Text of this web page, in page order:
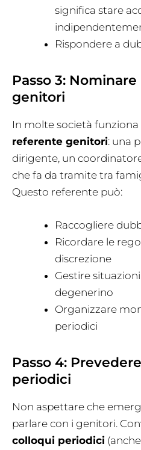
significa stare
Rispondere a
Passo 3:
genitori
In molte società funziona
referente genitori: una
dirigente, un
che fa da tramite tra
Questo referente può:
Raccogliere
Ricordare le
discrezione
Gestire
degenerino
Organizzare
periodici
Passo 4:
periodici
Non aspettare che
parlare con i genitori.
colloqui periodici